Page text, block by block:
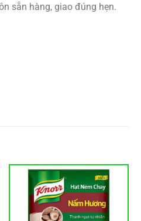
sẵn hàng, giao đúng hẹn.